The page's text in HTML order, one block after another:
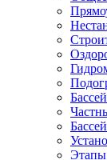
Этапы